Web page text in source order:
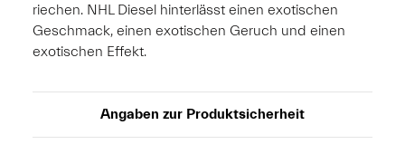
riechen. NHL Diesel hinterlässt einen exotischen
Geschmack, einen exotischen Geruch und einen
exotischen Effekt.
Angaben zur Produktsicherheit